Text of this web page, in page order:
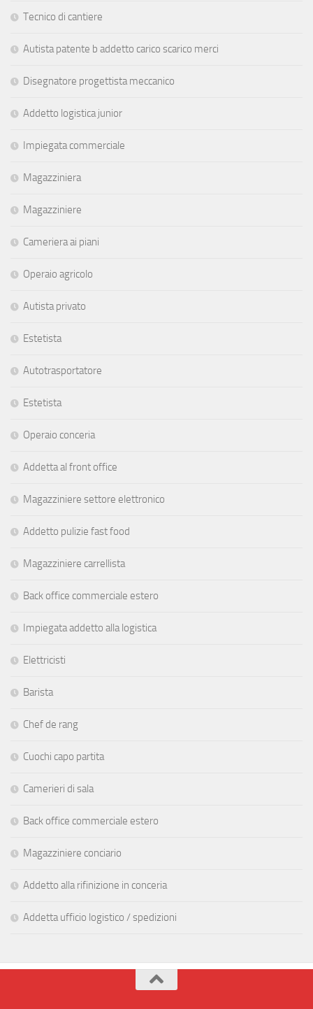
Tecnico di cantiere
Autista patente b addetto carico scarico merci
Disegnatore progettista meccanico
Addetto logistica junior
Impiegata commerciale
Magazziniera
Magazziniere
Cameriera ai piani
Operaio agricolo
Autista privato
Estetista
Autotrasportatore
Estetista
Operaio conceria
Addetta al front office
Magazziniere settore elettronico
Addetto pulizie fast food
Magazziniere carrellista
Back office commerciale estero
Impiegata addetto alla logistica
Elettricisti
Barista
Chef de rang
Cuochi capo partita
Camerieri di sala
Back office commerciale estero
Magazziniere conciario
Addetto alla rifinizione in conceria
Addetta ufficio logistico / spedizioni